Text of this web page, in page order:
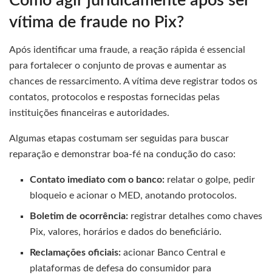
vítima de fraude no Pix?
Após identificar uma fraude, a reação rápida é essencial
para fortalecer o conjunto de provas e aumentar as
chances de ressarcimento. A vítima deve registrar todos os
contatos, protocolos e respostas fornecidas pelas
instituições financeiras e autoridades.
Algumas etapas costumam ser seguidas para buscar
reparação e demonstrar boa-fé na condução do caso:
Contato imediato com o banco: relatar o golpe, pedir
bloqueio e acionar o MED, anotando protocolos.
Boletim de ocorrência: registrar detalhes como chaves
Pix, valores, horários e dados do beneficiário.
Reclamações oficiais: acionar Banco Central e
plataformas de defesa do consumidor para